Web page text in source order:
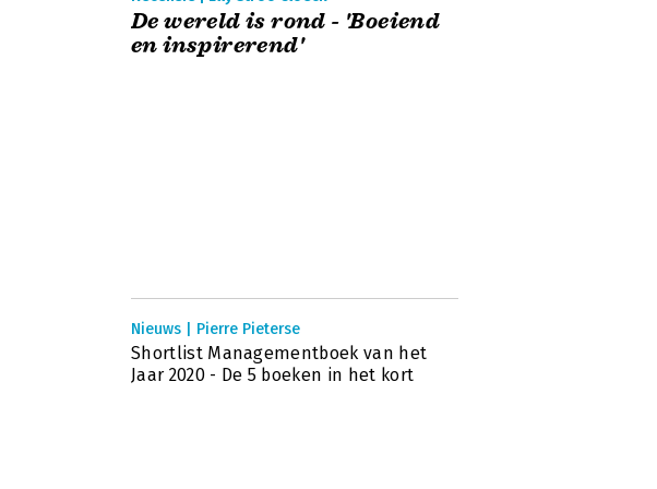
De wereld is rond - 'Boeiend
en inspirerend'
Nieuws | Pierre Pieterse
Shortlist Managementboek van het
Jaar 2020 - De 5 boeken in het kort